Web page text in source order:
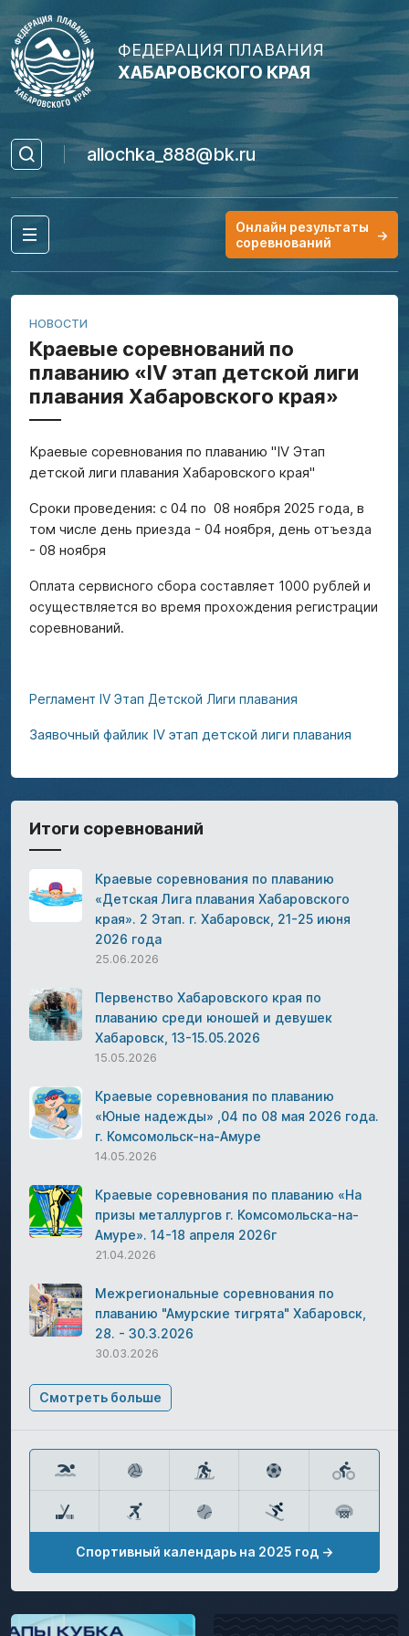
ФЕДЕРАЦИЯ ПЛАВАНИЯ
ХАБАРОВСКОГО КРАЯ
allochka_888@bk.ru
Онлайн результаты
соревнований
→
НОВОСТИ
Краевые соревнований по
плаванию «IV этап детской лиги
плавания Хабаровского края»
Краевые соревнования по плаванию "IV Этап
детской лиги плавания Хабаровского края"
Сроки проведения: с 04 по 08 ноября 2025 года, в
том числе день приезда - 04 ноября, день отъезда
- 08 ноября
Оплата сервисного сбора составляет 1000 рублей и
осуществляется во время прохождения регистрации
соревнований.
Регламент IV Этап Детской Лиги плавания
Заявочный файлик IV этап детской лиги плавания
Итоги соревнований
Краевые соревнования по плаванию
«Детская Лига плавания Хабаровского
края». 2 Этап. г. Хабаровск, 21-25 июня
2026 года
25.06.2026
Первенство Хабаровского края по
плаванию среди юношей и девушек
Хабаровск, 13-15.05.2026
15.05.2026
Краевые соревнования по плаванию
«Юные надежды» ,04 по 08 мая 2026 года.
г. Комсомольск-на-Амуре
14.05.2026
Краевые соревнования по плаванию «На
призы металлургов г. Комсомольска-на-
Амуре». 14-18 апреля 2026г
21.04.2026
Межрегиональные соревнования по
плаванию "Амурские тигрята" Хабаровск,
28. - 30.3.2026
30.03.2026
Смотреть больше
Спортивный календарь на 2025 год →